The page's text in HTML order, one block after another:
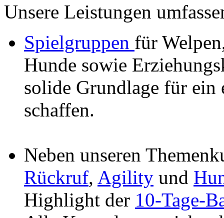
Unsere Leistungen
Spielgruppen für
Hunde sowie
solide Grundlage für ein
schaffen.
Neben unseren
Rückruf, Agility und
Highlight der 10-Tage-